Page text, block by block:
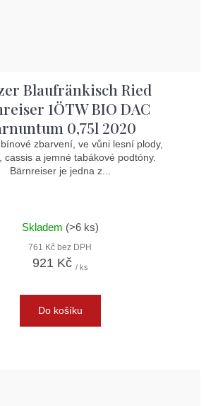
Blaufränkisch Ried
1ÖTW BIO DAC
0,75l 2020
zbarvení, ve vůni lesní plody,
cassis a jemné tabákové podtóny.
Bärnreiser je jedna z...
Skladem (>6 ks)
761 Kč bez DPH
921 Kč / ks
Do košíku